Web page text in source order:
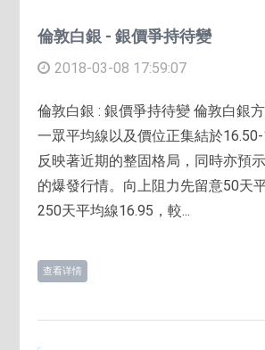
倫敦白銀 - 銀價爭持待變
2018-03-08 17:59:07
倫敦白銀 : 銀價爭持待變 倫敦白銀
一眾平均線以及價位正集結於16.50-
反映著近期的整固格局，同時亦預
的爆發行情。向上阻力先留意50天
250天平均線16.95，較...
查看详情